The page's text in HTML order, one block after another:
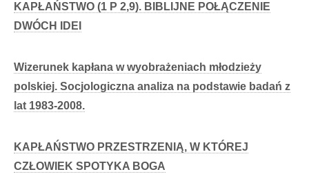
KAPŁAŃSTWO (1 P 2,9). BIBLIJNE POŁĄCZENIE
DWÓCH IDEI
Wizerunek kapłana w wyobrażeniach młodzieży
polskiej. Socjologiczna analiza na podstawie badań z
lat 1983-2008.
KAPŁAŃSTWO PRZESTRZENIĄ, W KTÓREJ
CZŁOWIEK SPOTYKA BOGA